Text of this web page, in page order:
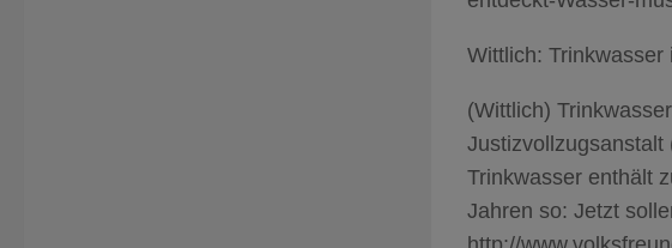
Wittlich:
(Wittlich)
Justizvollzugsanstalt
Trinkwasser enthält
Jahren so: Jetzt